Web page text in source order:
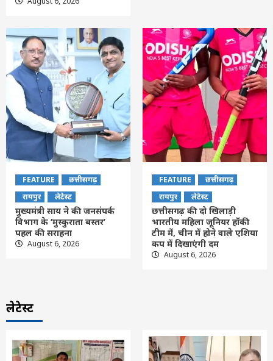
FEATURE
छत्तीसगढ़
रायपुर
लेटेस्ट
मुख्यमंत्री साय ने की जनसंपर्क
विभाग के ‘मुस्कुराता बस्तर’
पहल की सराहना
August 6, 2026
FEATURE
छत्तीसगढ़
रायपुर
लेटेस्ट
छत्तीसगढ़ की दो खिलाड़ी
भारतीय महिला जूनियर हॉकी
टीम में, चीन में होने वाले एशिया
कप में दिखाएंगी दम
August 6, 2026
लेटेस्ट